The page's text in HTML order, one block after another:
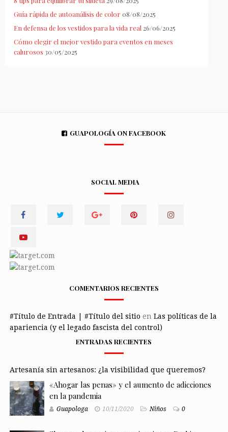
Guía rápida de autoanálisis de color 08/08/2025
En defensa de los vestidos para la vida real 26/06/2025
Cómo elegir el mejor vestido para eventos en meses
calurosos 30/05/2025
GUAPOLOGÍA ON FACEBOOK
SOCIAL MEDIA
COMENTARIOS RECIENTES
#Título de Entrada | #Título del sitio en Las políticas de la
apariencia (y el legado fascista del control)
ENTRADAS RECIENTES
Artesanía sin artesanos: ¿la visibilidad que queremos?
«Ahogar las penas» y el aumento de adicciones
en la pandemia
Guapologa 10/11/2020 Niños 0